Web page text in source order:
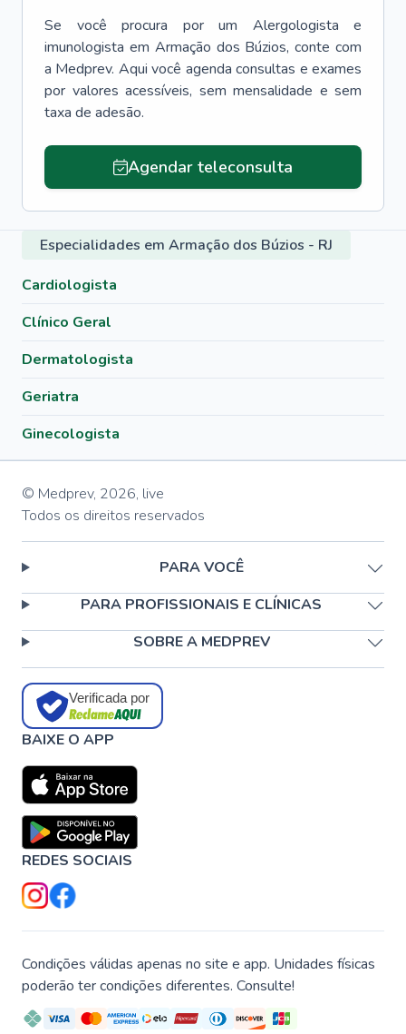
Se você procura por um
Alergologista e
imunologista em Armação dos Búzios, conte com
a Medprev. Aqui você agenda consultas e exames
por valores acessíveis, sem mensalidade e sem
taxa de adesão.
Agendar teleconsulta
Especialidades em Armação dos Búzios - RJ
Cardiologista
Clínico Geral
Dermatologista
Geriatra
Ginecologista
© Medprev, 2026, live
Todos os direitos reservados
PARA VOCÊ
PARA PROFISSIONAIS E CLÍNICAS
SOBRE A MEDPREV
Verificada por
BAIXE O APP
REDES SOCIAIS
Condições válidas apenas no site e app. Unidades físicas
poderão ter condições diferentes. Consulte!